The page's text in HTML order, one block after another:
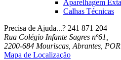
Aparelhagem
Calhas Técnicas
Precisa de Ajuda...? 241 871 204
Rua Colégio Infante Sagres nº61,
2200-684 Mouriscas, Abrantes,
Mapa de Localização